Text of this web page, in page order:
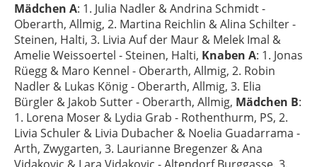
Mädchen A: 1. Julia Nadler & Andrina Schmidt -
Oberarth, Allmig, 2. Martina Reichlin & Alina Schilter -
Steinen, Halti, 3. Livia Auf der Maur & Melek Imal &
Amelie Weissoertel - Steinen, Halti, Knaben A: 1. Jonas
Rüegg & Maro Kennel - Oberarth, Allmig, 2. Robin
Nadler & Lukas König - Oberarth, Allmig, 3. Elia
Bürgler & Jakob Sutter - Oberarth, Allmig, Mädchen B:
1. Lorena Moser & Lydia Grab - Rothenthurm, PS, 2.
Livia Schuler & Livia Dubacher & Noelia Guadarrama -
Arth, Zwygarten, 3. Laurianne Bregenzer & Ana